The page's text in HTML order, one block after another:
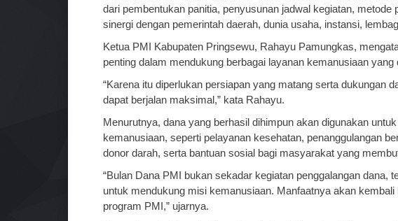
dari pembentukan panitia, penyusunan jadwal kegiatan, metode
sinergi dengan pemerintah daerah, dunia usaha, instansi,
Ketua PMI Kabupaten Pringsewu, Rahayu Pamungkas,
penting dalam mendukung berbagai layanan kemanusiaan
“Karena itu diperlukan persiapan yang matang serta dukungan
dapat berjalan maksimal,” kata Rahayu.
Menurutnya, dana yang berhasil dihimpun akan digunakan
kemanusiaan, seperti pelayanan kesehatan, penanggulangan
donor darah, serta bantuan sosial bagi masyarakat yang
“Bulan Dana PMI bukan sekadar kegiatan penggalangan dana,
untuk mendukung misi kemanusiaan. Manfaatnya akan
program PMI,” ujarnya.